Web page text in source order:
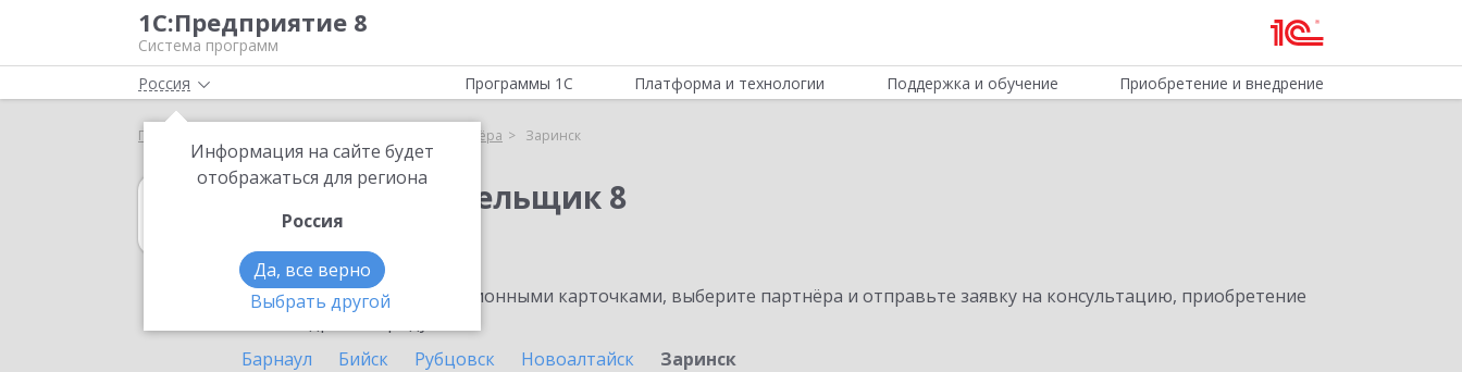
1С:Предприятие 8
Система программ
Россия
Информация на сайте будет
отображаться для региона
Россия
Да, все верно
Выбрать другой
Программы 1С Платформа и технологии Поддержка и обучение Приобретение и внедрение
Главная Выбор партнёра Заринск
1С:Налогоплательщик 8
в Заринске
Ознакомьтесь с информационными карточками, выберите партнёра и отправьте заявку на консультацию, приобретение
Барнаул
Бийск Рубцовск Новоалтайск
Заринск